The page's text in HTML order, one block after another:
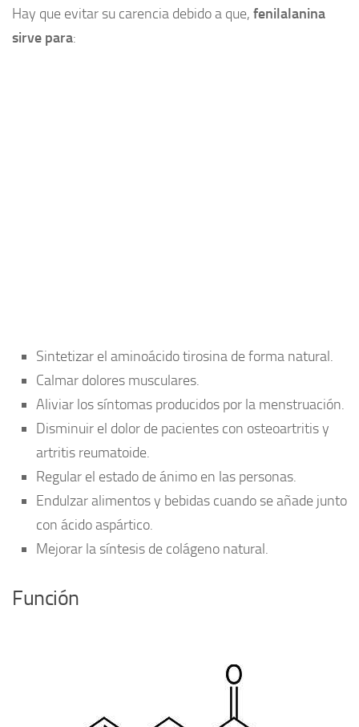
Hay que evitar su carencia debido a que, fenilalanina
sirve para:
Sintetizar el aminoácido tirosina de forma natural.
Calmar dolores musculares.
Aliviar los síntomas producidos por la menstruación.
Disminuir el dolor de pacientes con osteoartritis y
artritis reumatoide.
Regular el estado de ánimo en las personas.
Endulzar alimentos y bebidas cuando se añade junto
con ácido aspártico.
Mejorar la síntesis de colágeno natural.
Función